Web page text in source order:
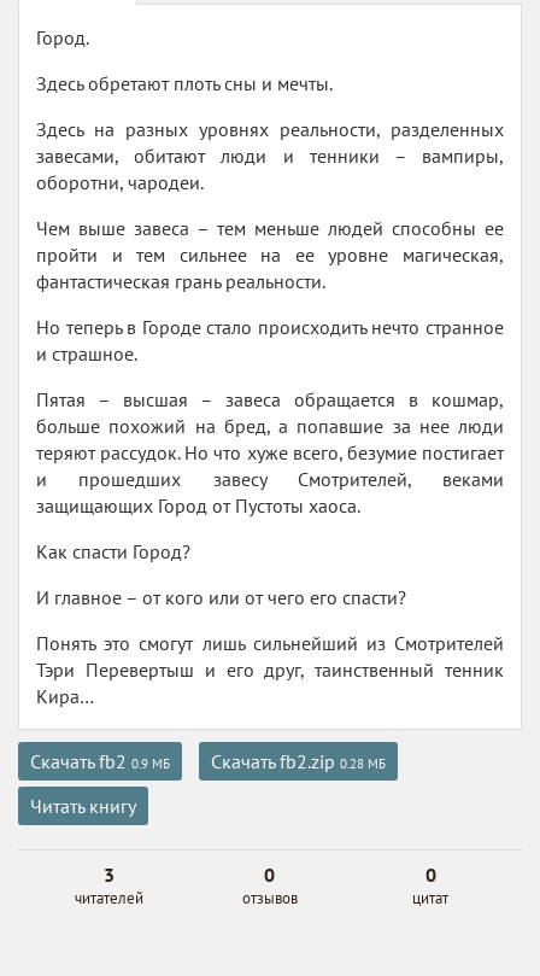
Город.
Здесь обретают плоть сны и мечты.
Здесь на разных уровнях реальности, разделенных
завесами, обитают люди и тенники – вампиры,
оборотни, чародеи.
Чем выше завеса – тем меньше людей способны ее
пройти и тем сильнее на ее уровне магическая,
фантастическая грань реальности.
Но теперь в Городе стало происходить нечто странное
и страшное.
Пятая – высшая – завеса обращается в кошмар,
больше похожий на бред, а попавшие за нее люди
теряют рассудок. Но что хуже всего, безумие постигает
и прошедших завесу Смотрителей, веками
защищающих Город от Пустоты хаоса.
Как спасти Город?
И главное – от кого или от чего его спасти?
Понять это смогут лишь сильнейший из Смотрителей
Тэри Перевертыш и его друг, таинственный тенник
Кира…
Скачать fb2 0.9 МБ Скачать fb2.zip 0.28 МБ
Читать книгу
3
читателей
0
отзывов
0
цитат